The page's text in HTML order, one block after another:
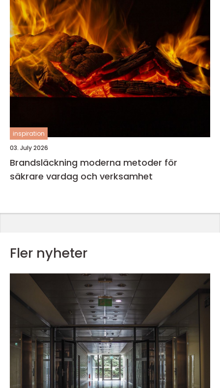
inspiration
03. July 2026
Brandsläckning moderna metoder för
säkrare vardag och verksamhet
Fler nyheter